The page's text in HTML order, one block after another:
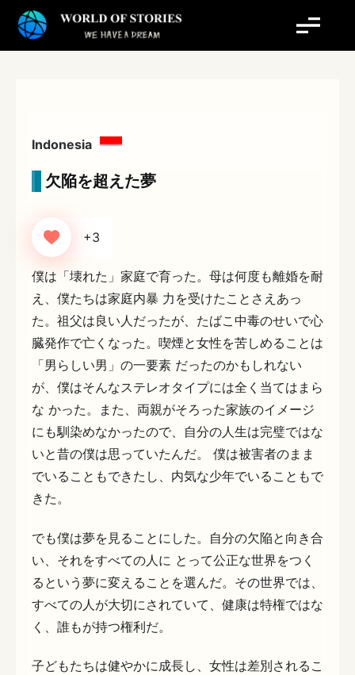
Indonesia
欠陥を超えた夢
+3
僕は「壊れた」家庭で育った。母は何度も離婚を耐
え、僕たちは家庭内暴 力を受けたことさえあっ
た。祖父は良い人だったが、たばこ中毒のせいで心
臓発作で亡くなった。喫煙と女性を苦しめることは
「男らしい男」の一要素 だったのかもしれない
が、僕はそんなステレオタイプには全く当てはまら
な かった。また、両親がそろった家族のイメージ
にも馴染めなかったので、自分の人生は完璧ではな
いと昔の僕は思っていたんだ。 僕は被害者のまま
でいることもできたし、内気な少年でいることもで
きた。
でも僕は夢を見ることにした。自分の欠陥と向き合
い、それをすべての人に とって公正な世界をつく
るという夢に変えることを選んだ。その世界では、
すべての人が大切にされていて、健康は特権ではな
く、誰もが持つ権利だ。
子どもたちは健やかに成長し、女性は差別されるこ